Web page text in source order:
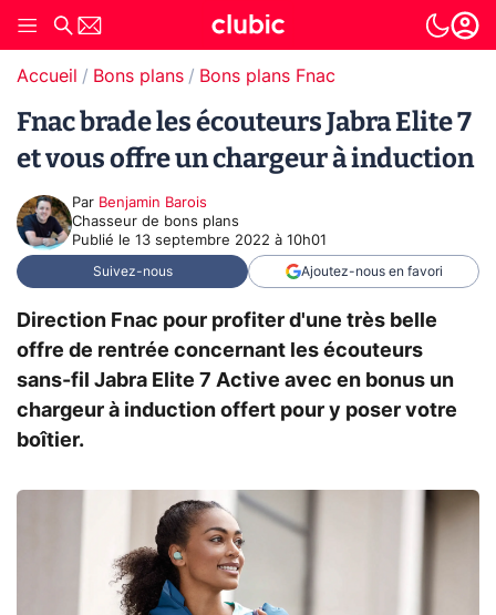
Accueil Bons plans Bons plans Fnac
Fnac brade les écouteurs Jabra Elite 7
et vous offre un chargeur à induction
Par Benjamin Barois
Chasseur de bons plans
Publié le 13 septembre 2022 à 10h01
Suivez-nous Ajoutez-nous en favori
Direction Fnac pour profiter d'une très belle
offre de rentrée concernant les écouteurs
sans-fil Jabra Elite 7 Active avec en bonus un
chargeur à induction offert pour y poser votre
boîtier.